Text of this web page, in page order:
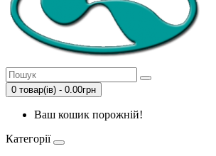
0 товар(ів) - 0.00грн
Ваш кошик порожній!
Категорії